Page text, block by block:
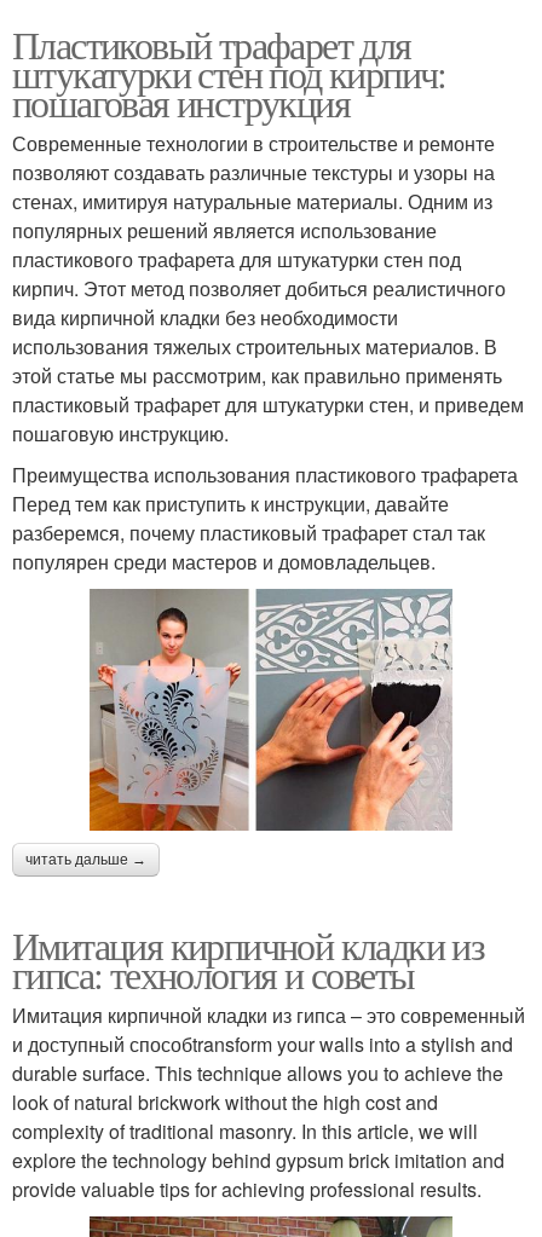
Пластиковый трафарет для
штукатурки стен под кирпич:
пошаговая инструкция
Современные технологии в строительстве и ремонте
позволяют создавать различные текстуры и узоры на
стенах, имитируя натуральные материалы. Одним из
популярных решений является использование
пластикового трафарета для штукатурки стен под
кирпич. Этот метод позволяет добиться реалистичного
вида кирпичной кладки без необходимости
использования тяжелых строительных материалов. В
этой статье мы рассмотрим, как правильно применять
пластиковый трафарет для штукатурки стен, и приведем
пошаговую инструкцию.
Преимущества использования пластикового трафарета
Перед тем как приступить к инструкции, давайте
разберемся, почему пластиковый трафарет стал так
популярен среди мастеров и домовладельцев.
читать дальше →
Имитация кирпичной кладки из
гипса: технология и советы
Имитация кирпичной кладки из гипса – это современный
и доступный способtransform your walls into a stylish and
durable surface. This technique allows you to achieve the
look of natural brickwork without the high cost and
complexity of traditional masonry. In this article, we will
explore the technology behind gypsum brick imitation and
provide valuable tips for achieving professional results.